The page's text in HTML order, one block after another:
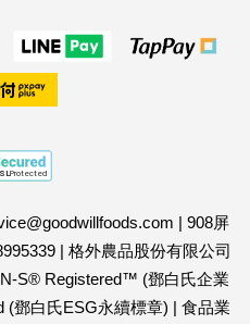
| 908屏
| 格外農品股份有限公司
S® Registered™ (鄧白氏企業
(鄧白氏ESG永續標章) | 食品業